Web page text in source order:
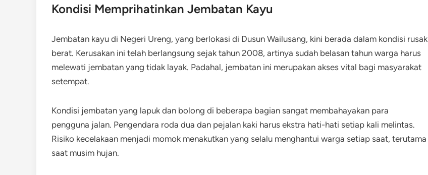
Kondisi Memprihatinkan Jembatan Kayu
Jembatan kayu di Negeri Ureng, yang berlokasi di Dusun Wailusang, kini berada dalam kondisi rusak
berat. Kerusakan ini telah berlangsung sejak tahun 2008, artinya sudah belasan tahun warga harus
melewati jembatan yang tidak layak. Padahal, jembatan ini merupakan akses vital bagi masyarakat
setempat.
Kondisi jembatan yang lapuk dan bolong di beberapa bagian sangat membahayakan para
pengguna jalan. Pengendara roda dua dan pejalan kaki harus ekstra hati-hati setiap kali melintas.
Risiko kecelakaan menjadi momok menakutkan yang selalu menghantui warga setiap saat, terutama
saat musim hujan.